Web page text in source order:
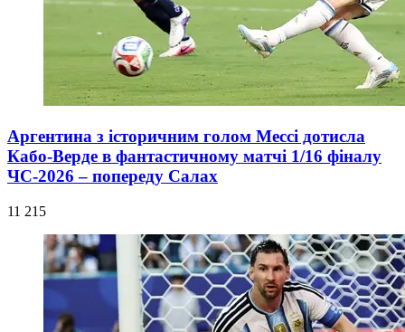
Аргентина з історичним голом Мессі дотисла
Кабо-Верде в фантастичному матчі 1/16 фіналу
ЧС-2026 – попереду Салах
11 215